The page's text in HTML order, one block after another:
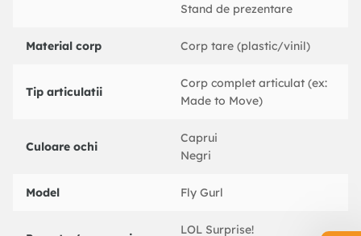
Stand de prezentare
Material corp Corp tare (plastic/vinil)
Tip articulatii
Corp complet articulat (ex:
Made to Move)
Culoare ochi
Caprui
Negri
Model Fly Gurl
LOL Surprise!